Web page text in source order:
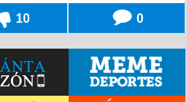
10 0